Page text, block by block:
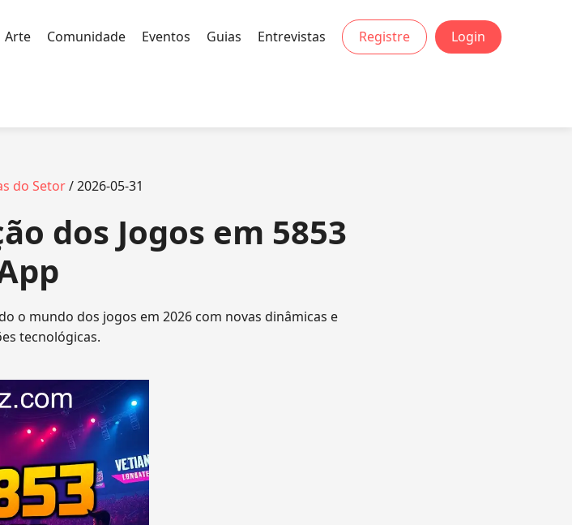
Arte Comunidade Eventos Guias Entrevistas Registre Login
do Setor/ 2026-05-31
dos Jogos em 5853
o mundo dos jogos em 2026 com novas dinâmicas e
tecnológicas.